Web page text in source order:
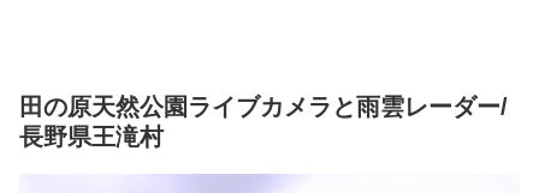
田の原天然公園ライブカメラと雨雲レーダー/
長野県王滝村